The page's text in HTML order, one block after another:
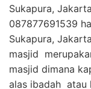
Sukapura,
087877691539
Sukapura,
masjid
masjid dimana
alas ibadah atau